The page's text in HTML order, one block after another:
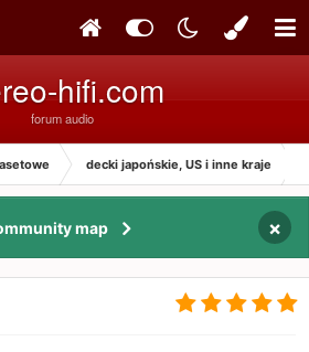
hifi.com
forum audio
decki japońskie, US i inne kraje
map ×